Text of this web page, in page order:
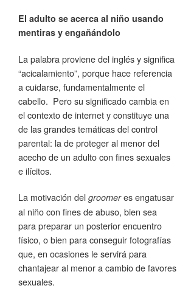
El adulto se acerca al niño usando
mentiras y engañándolo
La palabra proviene del inglés y significa
“acicalamiento”, porque hace referencia
a cuidarse, fundamentalmente el
cabello. Pero su significado cambia en
el contexto de internet y constituye una
de las grandes temáticas del control
parental: la de proteger al menor del
acecho de un adulto con fines sexuales
e ilícitos.
La motivación del groomeres engatusar
al niño con fines de abuso, bien sea
para preparar un posterior encuentro
físico, o bien para conseguir fotografías
que, en ocasiones le servirá para
chantajear al menor a cambio de favores
sexuales.